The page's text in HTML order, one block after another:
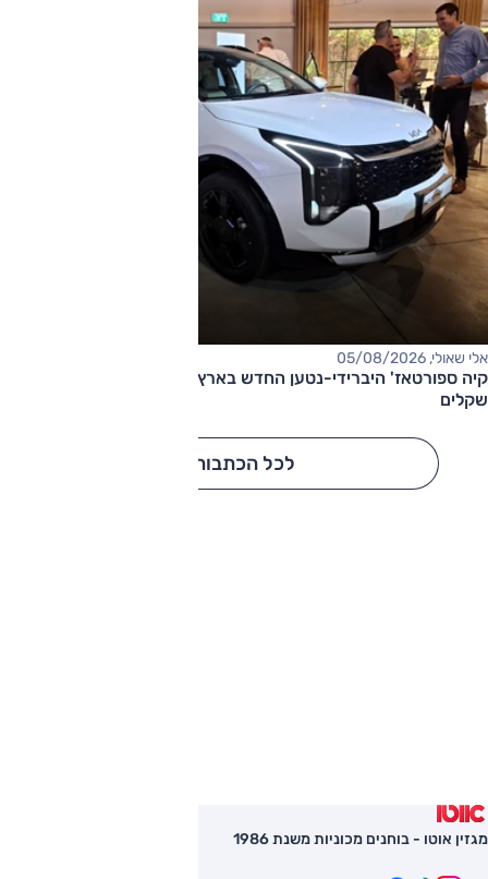
אלי שאולי, 05/08/2026
שקלים
לכל הכתבות
מגזין אוטו - בוחנים מכוניות משנת 1986